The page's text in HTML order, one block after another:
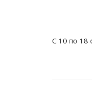
С 10 по 18